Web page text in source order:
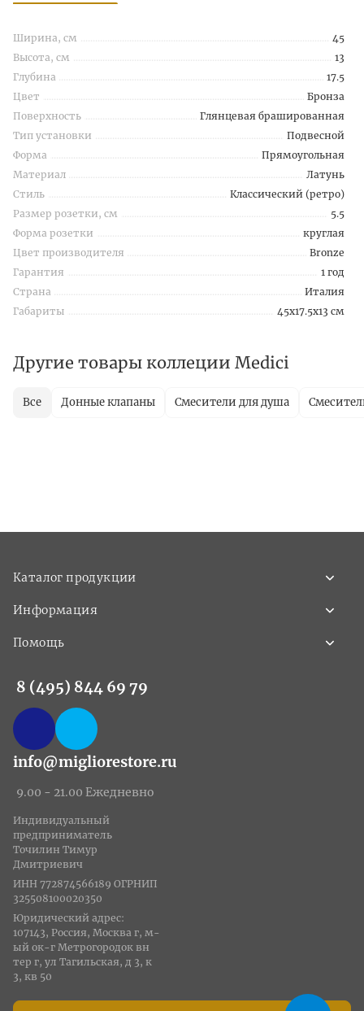
Ширина, см
45
Высота, см
13
Глубина
17.5
Цвет
Бронза
Поверхность
Глянцевая брашированная
Тип установки
Подвесной
Форма
Прямоугольная
Материал
Латунь
Стиль
Классический (ретро)
Размер розетки, см
5.5
Форма розетки
круглая
Цвет производителя
Bronze
Гарантия
1 год
Страна
Италия
Габариты
45x17.5x13 см
Другие товары коллеции Medici
Все Донные клапаны Смесители для душа
Каталог продукции
Информация
Помощь
8 (495) 844 69 79
info@migliorestore.ru
9.00 - 21.00 Ежедневно
Индивидуальный
предприниматель
Точилин Тимур
Дмитриевич
ИНН 772874566189 ОГРНИП
325508100020350
Юридический адрес:
107143, Россия, Москва г, м-
ый ок-г Метрогородок вн
тер г, ул Тагильская, д 3, к
3, кв 50